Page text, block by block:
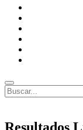
Buscar
Buscar:
sitio